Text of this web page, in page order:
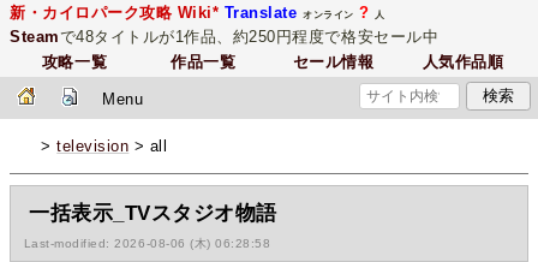
新・カイロパーク攻略 Wiki* Translate オンライン ? 人
Steamで48タイトルが1作品、約250円程度で格安セール中
攻略一覧
作品一覧 セール情報 人気作品順
Menu
>television > all
一括表示_TVスタジオ物語
Last-modified: 2026-08-06 (木) 06:28:58